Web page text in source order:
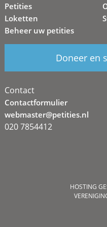
Petities
Loketten
Beheer uw petities
Doneer en
Contact
Contactformulier
webmaster@petities.nl
020 7854412
HOSTING